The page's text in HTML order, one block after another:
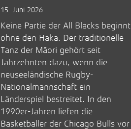
15. Juni 2026
Keine Partie der All Blacks beginnt
ohne den Haka. Der traditionelle
Tanz der Māori gehört seit
Jahrzehnten dazu, wenn die
neuseeländische Rugby-
Nationalmannschaft ein
Länderspiel bestreitet. In den
1990er-Jahren liefen die
Basketballer der Chicago Bulls vor